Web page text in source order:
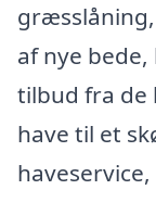
af nye
tilbud fra de
have til et